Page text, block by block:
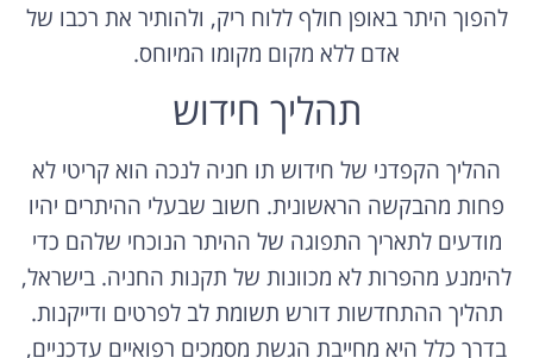
להפוך היתר באופן חולף ללוח ריק, ולהותיר את רכבו של
אדם ללא מקום מקומו המיוחס.
תהליך חידוש
ההליך הקפדני של חידוש תו חניה לנכה הוא קריטי לא
פחות מהבקשה הראשונית. חשוב שבעלי ההיתרים יהיו
מודעים לתאריך התפוגה של ההיתר הנוכחי שלהם כדי
להימנע מהפרות לא מכוונות של תקנות החניה. בישראל,
תהליך ההתחדשות דורש תשומת לב לפרטים ודייקנות.
בדרך כלל היא מחייבת הגשת מסמכים רפואיים עדכניים,